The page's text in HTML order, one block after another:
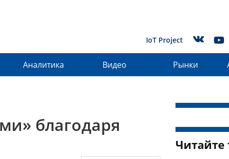
IoT Project
Аналитика Видео Рынки
благодаря
Читайте